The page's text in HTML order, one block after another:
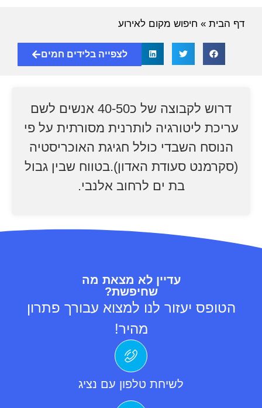
דף הבית » חיפוש מקום לאירוע
לצפייה בלידים חמים
דרוש לקבוצה של כ40-50 אנשים לשם
עריכת ליטורגיה לותרנית מסורתית על פי
הנוסח השבדי כולל חגיגת האוכריסטיה
(סקרמנט סעודת האדון).בטווח שבין גבול
בת ים לרחוב אלנבי.
עדיין לא מצאת מה
שחיפשת?
הטופס יעזור לנו למצוא עבורך פתרון
מהיר!
לשיחת טלפון עם נציג